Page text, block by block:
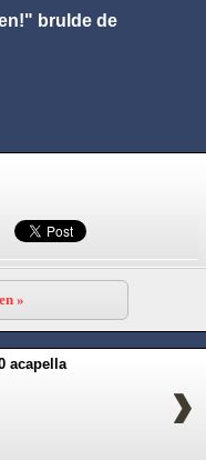
brulde de
»
acapella